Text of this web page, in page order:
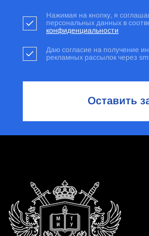
Нажимая на кнопку, я
персональных данных в
конфиденциальности
Даю согласие на получение
рекламных рассылок через
Оставить